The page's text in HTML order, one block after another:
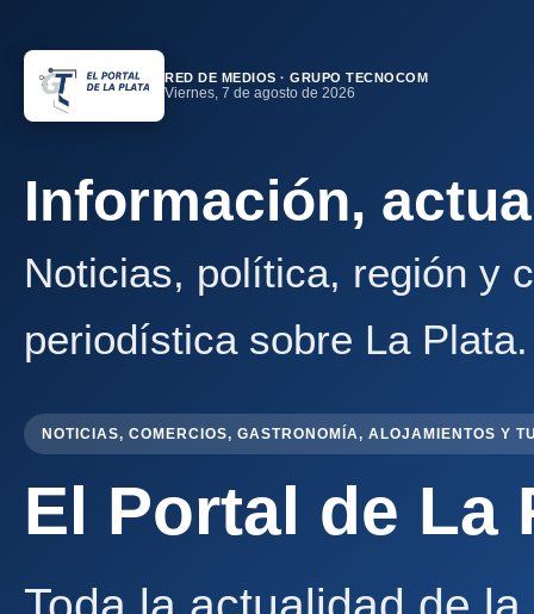
RED DE MEDIOS · GRUPO TECNOCOM
Viernes, 7 de agosto de 2026
Información,
Noticias, política, región y
periodística sobre La Plata.
NOTICIAS, COMERCIOS, GASTRONOMÍA, ALOJAMIENTOS Y
El Portal de La